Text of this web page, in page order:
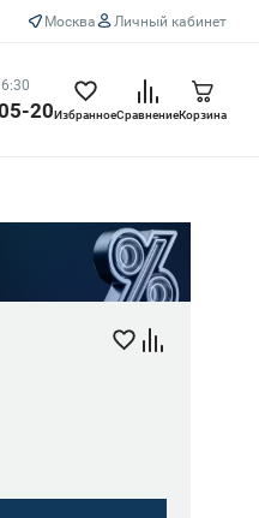
Москва Личный кабинет
20ИзбранноеСравнениеКорзина